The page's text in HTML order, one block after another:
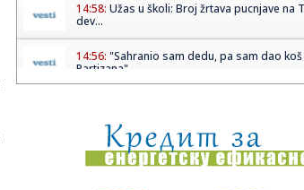
14:58: Užas u školi: Broj žrtava pucnjave na
dev...
14:56: "Sahranio sam dedu, pa sam dao
Partizana"
14:52:Preminuo otac Lionela Mesija